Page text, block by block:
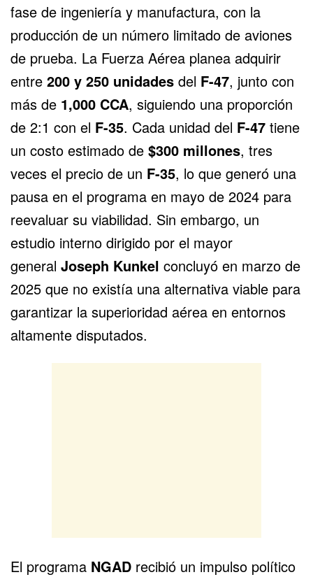
fase de ingeniería y manufactura, con la
producción de un número limitado de aviones
de prueba. La Fuerza Aérea planea adquirir
entre 200 y 250 unidades del F-47, junto con
más de 1,000 CCA, siguiendo una proporción
de 2:1 con el F-35. Cada unidad del F-47 tiene
un costo estimado de $300 millones, tres
veces el precio de un F-35, lo que generó una
pausa en el programa en mayo de 2024 para
reevaluar su viabilidad. Sin embargo, un
estudio interno dirigido por el mayor
general Joseph Kunkel concluyó en marzo de
2025 que no existía una alternativa viable para
garantizar la superioridad aérea en entornos
altamente disputados.
El programa NGAD recibió un impulso político